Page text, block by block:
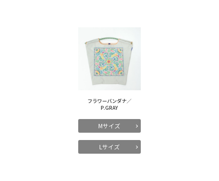
フラワーバンダナ／
P.GRAY
Mサイズ
Lサイズ